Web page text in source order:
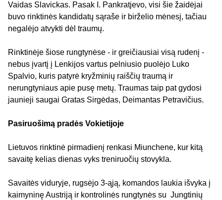
Vaidas Slavickas. Pasak I. Pankratjevo, visi šie žaidėjai
buvo rinktinės kandidatų sąraše ir birželio mėnesį, tačiau
negalėjo atvykti dėl traumų.
Rinktinėje šiose rungtynėse - ir greičiausiai visą rudenį -
nebus įvartį į Lenkijos vartus pelniusio puolėjo Luko
Spalvio, kuris patyrė kryžminių raiščių traumą ir
nerungtyniaus apie pusę metų. Traumas taip pat gydosi
jaunieji saugai Gratas Sirgėdas, Deimantas Petravičius.
Pasiruošimą pradės Vokietijoje
Lietuvos rinktinė pirmadienį renkasi Miunchene, kur kitą
savaitę kelias dienas vyks treniruočių stovykla.
Savaitės viduryje, rugsėjo 3-ąją, komandos laukia išvyka į
kaimyninę Austriją ir kontrolinės rungtynės su Jungtinių